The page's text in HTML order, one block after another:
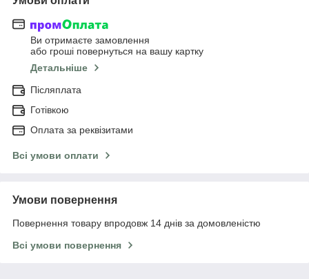
Ви отримаєте замовлення
або гроші повернуться на вашу картку
Детальніше
Післяплата
Готівкою
Оплата за реквізитами
Всі умови оплати
Умови повернення
Повернення товару впродовж 14 днів за домовленістю
Всі умови повернення